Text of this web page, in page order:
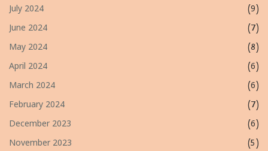
July 2024
(9)
June 2024
(7)
May 2024
(8)
April 2024
(6)
March 2024
(6)
February 2024
(7)
December 2023
(6)
November 2023
(5)